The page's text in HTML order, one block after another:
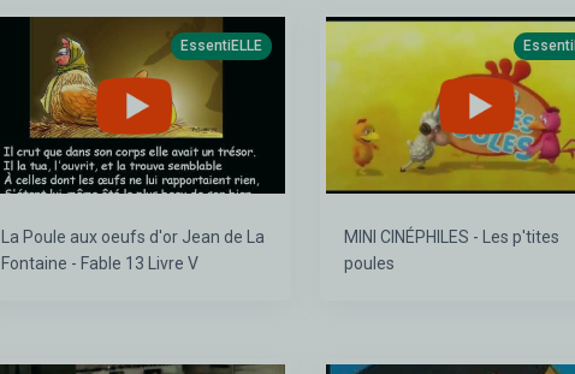
EssentiELLE
La Poule aux oeufs d'or Jean de La
Fontaine - Fable 13 Livre V
MINI CINÉPHILES - Les p'tites
poules